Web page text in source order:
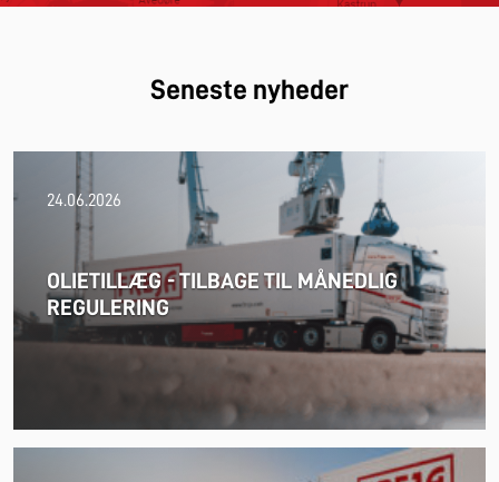
Seneste nyheder
24.06.2026
OLIETILLÆG - TILBAGE TIL MÅNEDLIG
REGULERING